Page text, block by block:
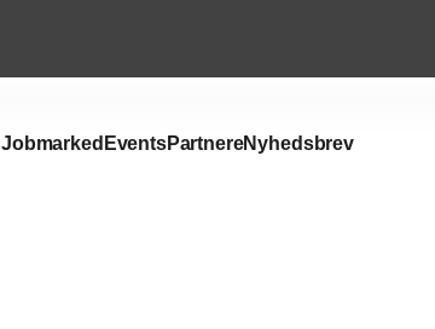
Jobmarked EventsPartnereNyhedsbrev